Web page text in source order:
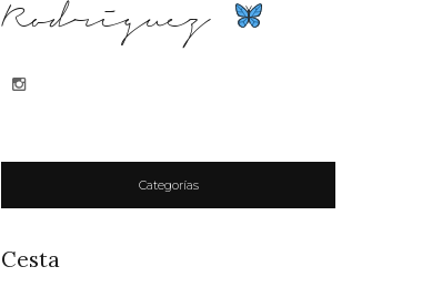
Rodriguez
Categorías
Cesta